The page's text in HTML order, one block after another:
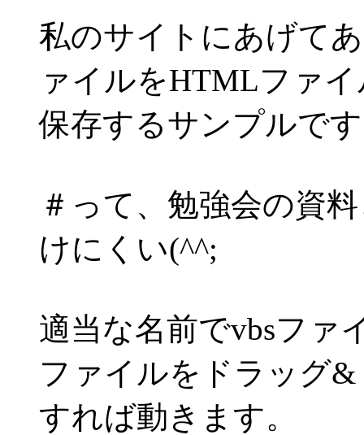
私のサイトにあげて
ァイルをHTMLファ
保存するサンプルで
＃って、勉強会の資
けにくい(^^;
適当な名前でvbsファ
ファイルをドラッグ
すれば動きます。